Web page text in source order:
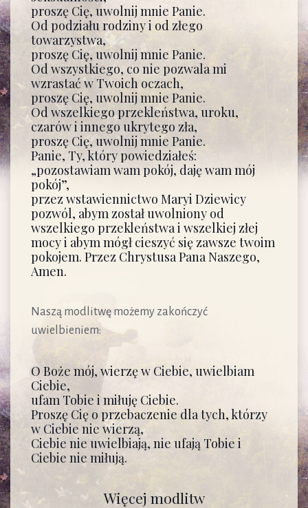
proszę Cię, uwolnij mnie Panie.
Od podziału rodziny i od złego
towarzystwa,
proszę Cię, uwolnij mnie Panie.
Od wszystkiego, co nie pozwala mi
wzrastać w Twoich oczach,
proszę Cię, uwolnij mnie Panie.
Od wszelkiego przekleństwa, uroku,
czarów i innego ukrytego zła,
proszę Cię, uwolnij mnie Panie.
Panie, Ty, który powiedziałeś:
„pozostawiam wam pokój, daję wam mój
pokój”,
przez wstawiennictwo Maryi Dziewicy
pozwól, abym został uwolniony od
wszelkiego przekleństwa i wszelkiej złej
mocy i abym mógł cieszyć się zawsze twoim
pokojem. Przez Chrystusa Pana Naszego,
Amen.
Naszą modlitwę możemy zakończyć
uwielbieniem:
O Boże mój, wierzę w Ciebie, uwielbiam
Ciebie,
ufam Tobie i miłuję Ciebie.
Proszę Cię o przebaczenie dla tych, którzy
w Ciebie nie wierzą,
Ciebie nie uwielbiają, nie ufają Tobie i
Ciebie nie miłują.
Więcej modlitw